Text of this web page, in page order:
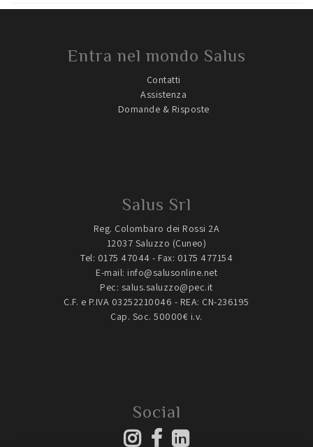
Entra nel mondo Salus
Contatti
Assistenza
Domande & Risposte
Salus Srl
Reg. Colombaro dei Rossi 2A
12037 Saluzzo (Cuneo)
Tel: 0175 47044 - Fax: 0175 477154
E-mail: info@salusonline.net
Pec: salus.saluzzo@pec.it
C.F. e P.IVA 03252210046 - REA: CN-236195
Cap. Soc. 50000€ i.v.
Social